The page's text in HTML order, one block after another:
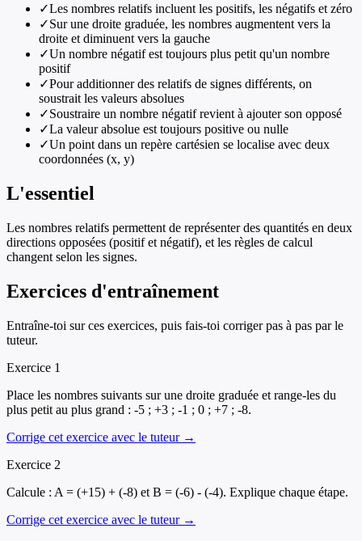
✓Les nombres relatifs incluent les positifs, les négatifs et zéro
✓Sur une droite graduée, les nombres augmentent vers la
droite et diminuent vers la gauche
✓Un nombre négatif est toujours plus petit qu'un nombre
positif
✓Pour additionner des relatifs de signes différents, on
soustrait les valeurs absolues
✓Soustraire un nombre négatif revient à ajouter son opposé
✓La valeur absolue est toujours positive ou nulle
✓Un point dans un repère cartésien se localise avec deux
coordonnées (x, y)
L'essentiel
Les nombres relatifs permettent de représenter des quantités en deux
directions opposées (positif et négatif), et les règles de calcul
changent selon les signes.
Exercices d'entraînement
Entraîne-toi sur ces exercices, puis fais-toi corriger pas à pas par le
tuteur.
Exercice 1
Place les nombres suivants sur une droite graduée et range-les du
plus petit au plus grand : -5 ; +3 ; -1 ; 0 ; +7 ; -8.
Corrige cet exercice avec le tuteur →
Exercice 2
Calcule : A = (+15) + (-8) et B = (-6) - (-4). Explique chaque étape.
Corrige cet exercice avec le tuteur →